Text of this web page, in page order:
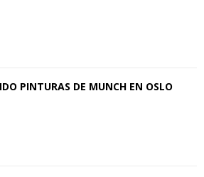
PINTURAS DE MUNCH EN OSLO